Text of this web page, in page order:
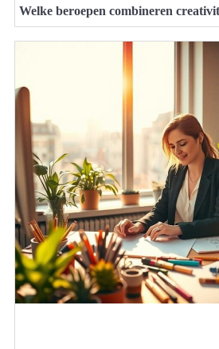
Welke beroepen combineren